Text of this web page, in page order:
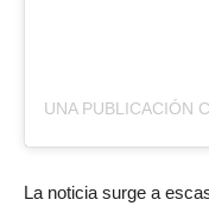
La noticia surge a